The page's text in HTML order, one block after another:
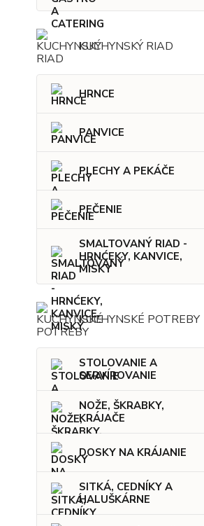
KUCHYNSKÝ RIAD
HRNCE
PANVICE
PLECHY A PEKÁČE
PEČENIE
SMALTOVANÝ RIAD -
HRNĆEKY, KANVICE,
MISKY
KUCHYNSKÉ POTREBY
STOLOVANIE A
SERVÍROVANIE
NOŽE, ŠKRABKY,
KRÁJAČE
DOSKY NA KRÁJANIE
SITKÁ, CEDNÍKY A
HALUŠKÁRNE